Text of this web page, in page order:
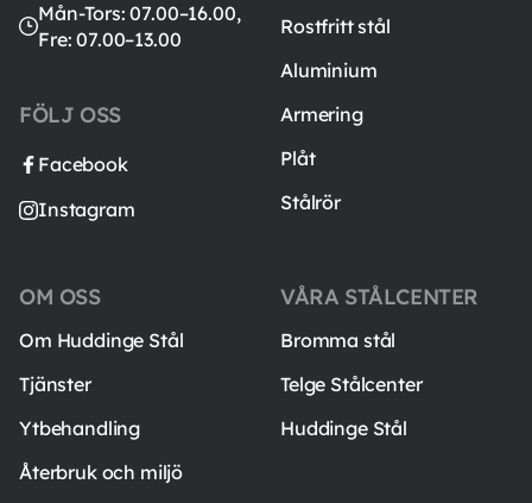
Mån-Tors: 07.00–16.00,
Fre: 07.00–13.00
FÖLJ OSS
Facebook
Instagram
Rostfritt stål
Aluminium
Armering
Plåt
Stålrör
VÅRA STÅLCENTER
Bromma stål
Telge Stålcenter
Huddinge Stål
OM OSS
Om Huddinge Stål
Tjänster
Ytbehandling
Återbruk och miljö